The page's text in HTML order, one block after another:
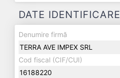
DATE IDENTIFICARE
Denumire firmă
TERRA AVE IMPEX SRL
Cod fiscal (CIF/CUI)
16188220